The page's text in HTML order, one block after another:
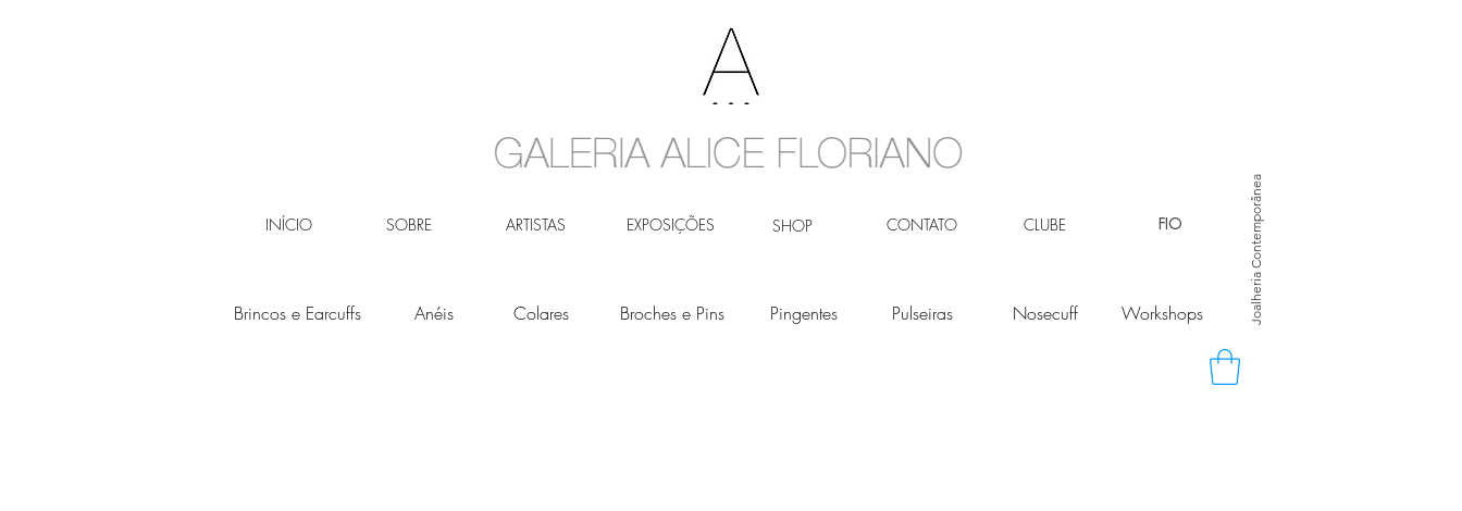
INÍCIO SOBRE ARTISTAS EXPOSIÇÕES SHOP CONTATO CLUBE Joalheria Contemporânea
FIO
Brincos e Earcuffs Anéis Colares Broches e Pins Pingentes Pulseiras Nosecuff Workshops